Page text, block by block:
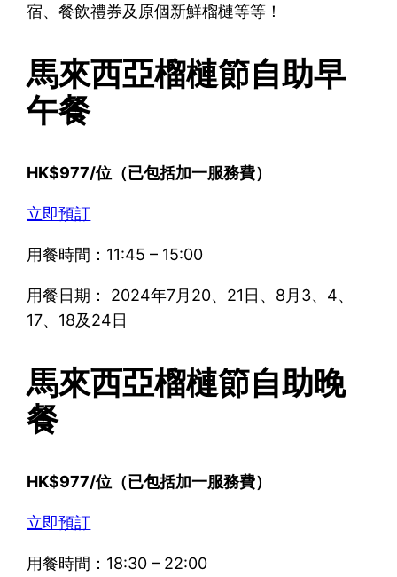
宿、餐飲禮券及原個新鮮榴槤等等！
馬來西亞榴槤節自助早
午餐
HK$977/位（已包括加一服務費）
立即預訂
用餐時間：11:45 – 15:00
用餐日期： 2024年7月20、21日、8月3、4、
17、18及24日
馬來西亞榴槤節自助晚
餐
HK$977/位（已包括加一服務費）
立即預訂
用餐時間：18:30 – 22:00